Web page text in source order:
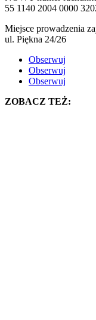
55 1140 2004 0000
Miejsce prowadzenia
ul. Piękna 24/26
Obserwuj
Obserwuj
Obserwuj
ZOBACZ TEŻ: